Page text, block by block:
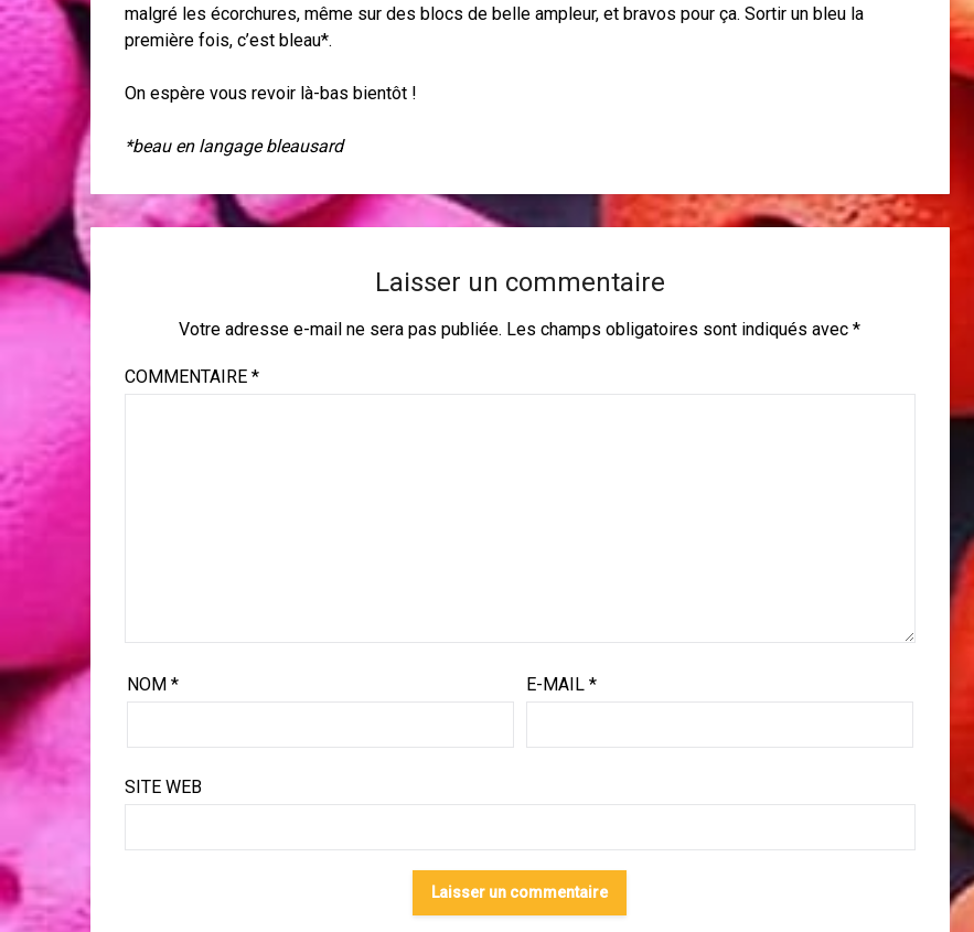
malgré les écorchures, même sur des blocs de belle ampleur, et bravos pour ça. Sortir un bleu la
première fois, c’est bleau*.
On espère vous revoir là-bas bientôt !
*beau en langage bleausard
Laisser un commentaire
Votre adresse e-mail ne sera pas publiée. Les champs obligatoires sont indiqués avec*
COMMENTAIRE*
NOM * E-MAIL *
SITE WEB